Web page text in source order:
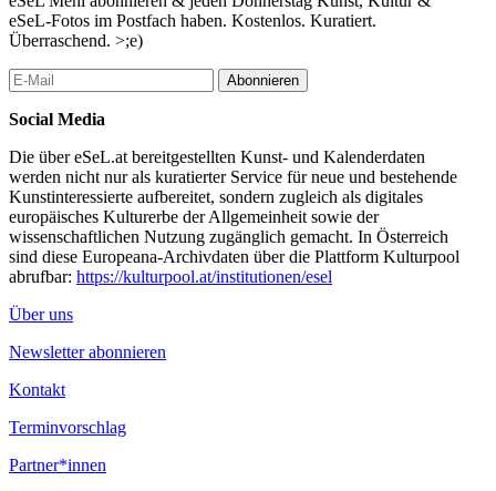
eSeL-Fotos im Postfach haben. Kostenlos. Kuratiert.
Überraschend. >;e)
Abonnieren
Social Media
Die über eSeL.at bereitgestellten Kunst- und Kalenderdaten
werden nicht nur als kuratierter Service für neue und bestehende
Kunstinteressierte aufbereitet, sondern zugleich als digitales
europäisches Kulturerbe der Allgemeinheit sowie der
wissenschaftlichen Nutzung zugänglich gemacht. In Österreich
sind diese Europeana-Archivdaten über die Plattform Kulturpool
abrufbar: https://kulturpool.at/institutionen/esel
Über uns
Newsletter abonnieren
Kontakt
Terminvorschlag
Partner*innen